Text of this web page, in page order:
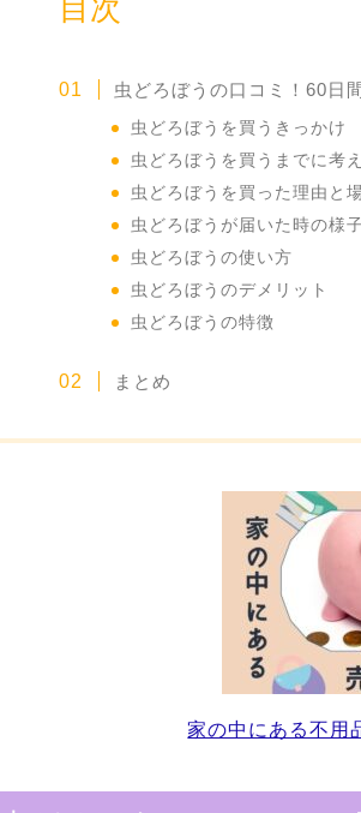
目次
虫どろぼうの口コミ！60日
虫どろぼうを買うきっかけ
虫どろぼうを買うまでに考
虫どろぼうを買った理由と
虫どろぼうが届いた時の様
虫どろぼうの使い方
虫どろぼうのデメリット
虫どろぼうの特徴
まとめ
家の中にある不用